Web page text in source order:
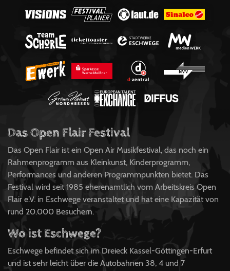
Das Open Flair Festival
Das Open Flair ist ein Open Air Musikfestival, das noch ein
Rahmenprogramm aus Kleinkunst, Kinderprogramm,
Performances und anderen Programmpunkten bietet. Das
Festival wird seit 1985 eherenamtlich vom Arbeitskreis Open
Flair e.V. in Eschwege veranstaltet und hat eine Kapazität von
rund 20.000 Besuchern.
Wo ist Eschwege?
Eschwege befindet sich im Dreieck Kassel-Göttingen-Erfurt
und ist sehr leicht über die Autobahnen 38, 4 und 7